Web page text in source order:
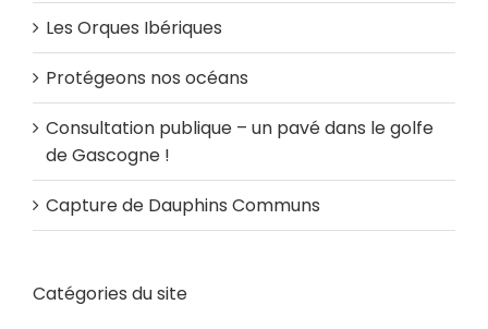
Les Orques Ibériques
Protégeons nos océans
Consultation publique – un pavé dans le golfe
de Gascogne !
Capture de Dauphins Communs
Catégories du site